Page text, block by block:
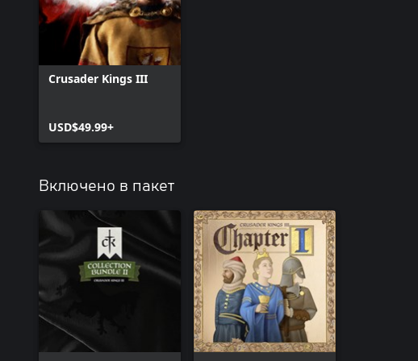
Crusader Kings III
USD$49.99+
Включено в пакет